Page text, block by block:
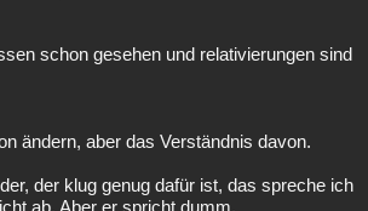
schon gesehen und relativierungen sind
ändern, aber das Verständnis davon.
der klug genug dafür ist, das spreche ich
ab. Aber er spricht dumm.